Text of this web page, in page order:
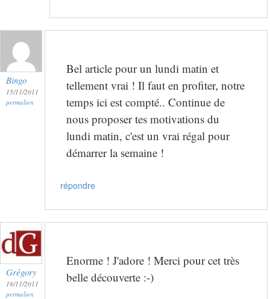
Bingo
15/11/2011
permalien
Bel article pour un lundi matin et
tellement vrai ! Il faut en profiter, notre
temps ici est compté.. Continue de
nous proposer tes motivations du
lundi matin, c'est un vrai régal pour
démarrer la semaine !
répondre
Grégory
18/11/2011
permalien
Enorme ! J'adore ! Merci pour cet très
belle découverte :-)